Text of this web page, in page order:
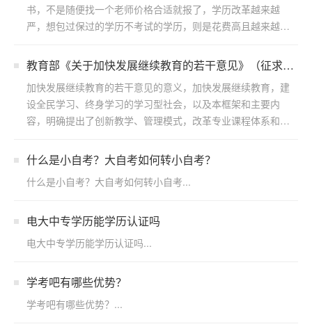
书，不是随便找一个老师价格合适就报了，学历改革越来越
严，想包过保过的学历不考试的学历，则是花费高且越来越不
教育部《关于加快发展继续教育的若干意见》（征求意
见稿） 公开征求意见答记者问
加快发展继续教育的若干意见的意义，加快发展继续教育，建
设全民学习、终身学习的学习型社会，以及本框架和主要内
容，明确提出了创新教学、管理模式，改革专业课程体系和招
什么是小自考？大自考如何转小自考？
什么是小自考？大自考如何转小自考...
电大中专学历能学历认证吗
电大中专学历能学历认证吗...
学考吧有哪些优势？
学考吧有哪些优势？...